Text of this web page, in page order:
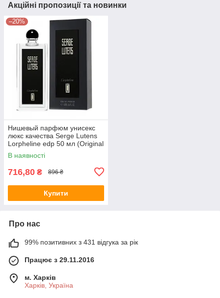
Акційні пропозиції та новинки
–20%
Нишевый парфюм унисекс
люкс качества Serge Lutens
Lorpheline edp 50 мл (Original
Quality)
В наявності
716,80 ₴ 896 ₴
Купити
Про нас
99% позитивних з 431 відгука за рік
Працює з 29.11.2016
м. Харків
Харків, Україна